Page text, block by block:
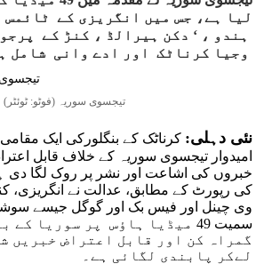
لیا ہے، جس میں انگریزی کے ٹائمس
ہندو ، ‘ دکن ہیرالڈ ، کنڑ کے
وجیا کرناٹک اور ادے وانی شامل
تیجسوی سوریہ (فوٹو: ٹوئٹر)
نئی دہلی: کرناٹک کے بنگلورکی ایک
امیدوار تیجسوی سوریہ کے خلاف قابل
خبروں کی اشاعت اور نشر پر روک لگا دی
کی رپورٹ کے مطابق، عدالت نے انگریزی،
وی چینل اور فیس بک اور گوگل جیسے سوشل
سمیت 49 میڈیا ہاؤس پر سوریا
گمراہ کن اور قابل اعتراض خبریں
لےکر پابندی لگائی ہے۔